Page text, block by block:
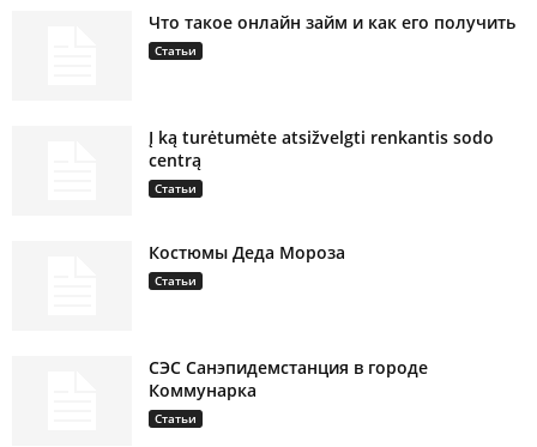
Что такое онлайн займ и как его получить
Статьи
Į ką turėtumėte atsižvelgti renkantis sodo
centrą
Статьи
Костюмы Деда Мороза
Статьи
СЭС Санэпидемстанция в городе
Коммунарка
Статьи